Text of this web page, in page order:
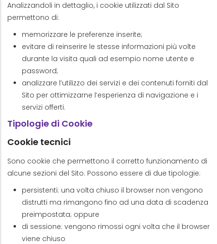
Analizzandoli in dettaglio, i cookie utilizzati dal Sito
permettono di:
memorizzare le preferenze inserite;
evitare di reinserire le stesse informazioni più volte
durante la visita quali ad esempio nome utente e
password;
analizzare l’utilizzo dei servizi e dei contenuti forniti dal
Sito per ottimizzarne l’esperienza di navigazione e i
servizi offerti.
Tipologie di Cookie
Cookie tecnici
Sono cookie che permettono il corretto funzionamento di
alcune sezioni del Sito. Possono essere di due tipologie:
persistenti: una volta chiuso il browser non vengono
distrutti ma rimangono fino ad una data di scadenza
preimpostata; oppure
di sessione: vengono rimossi ogni volta che il browser
viene chiuso